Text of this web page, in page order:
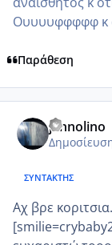
Ουυυυφφφφφ κ
Παράθεση
jannolino
ΣΥΝΤΆΚΤΗΣ
Αχ βρε